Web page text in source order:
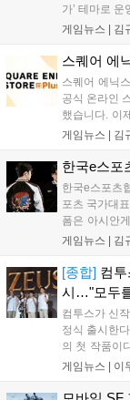
가’ 테마로
프레 모델 포
세한 정보는
게임뉴스 | 김
스퀘어 에
스퀘어 에닉
공식 온라인
했습니다. 이
어 등 주요 게
용 가능합니
게임뉴스 | 김
한국e스포
한국e스포츠
포츠 국가대
폼은 아시안
구성된 컬렉
서는 대회 규
게임뉴스 | 김
[종합] 컴
시…"모두
컴투스가 신
정식 출시한
의 첫 작품이
심 콘텐츠, 유
의 오만으로
게임뉴스 | 이